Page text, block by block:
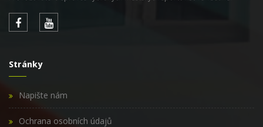
Stránky
Napište nám
Ochrana osobních údajů